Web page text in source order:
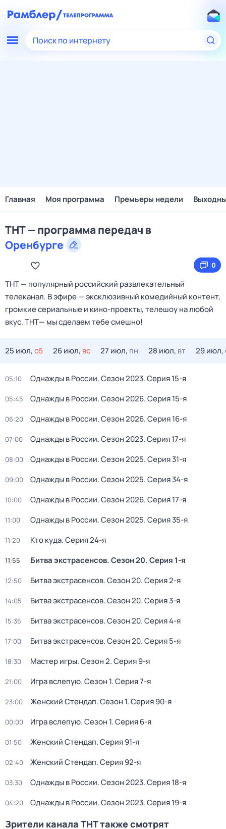
Поиск по интернету
Главная Моя программа Премьеры недели
ТНТ — программа передач в
Оренбурге
0
ТНТ — популярный российский развлекательный
телеканал. В эфире — эксклюзивный комедийный контент,
громкие сериальные и кино‑проекты, телешоу на любой
вкус. ТНТ— мы сделаем тебе смешно!
25 июл,сб 26 июл, вс 27 июл, пн 28 июл, вт 29 июл,
05:10 Однажды в России. Сезон 2023. Серия 15-я
05:45 Однажды в России. Сезон 2026. Серия 15-я
06:20 Однажды в России. Сезон 2026. Серия 16-я
07:00 Однажды в России. Сезон 2023. Серия 17-я
08:00 Однажды в России. Сезон 2025. Серия 31-я
09:00 Однажды в России. Сезон 2025. Серия 34-я
10:00 Однажды в России. Сезон 2026. Серия 17-я
11:00 Однажды в России. Сезон 2025. Серия 35-я
11:20 Кто куда. Серия 24-я
11:55 Битва экстрасенсов. Сезон 20. Серия 1-я
12:50 Битва экстрасенсов. Сезон 20. Серия 2-я
14:05 Битва экстрасенсов. Сезон 20. Серия 3-я
15:35 Битва экстрасенсов. Сезон 20. Серия 4-я
17:00 Битва экстрасенсов. Сезон 20. Серия 5-я
18:30 Мастер игры. Сезон 2. Серия 9-я
21:00 Игра вслепую. Сезон 1. Серия 7-я
23:00 Женский Стендап. Сезон 1. Серия 90-я
00:00 Игра вслепую. Сезон 1. Серия 6-я
01:50 Женский Стендап. Серия 91-я
02:40 Женский Стендап. Серия 92-я
03:30 Однажды в России. Сезон 2023. Серия 18-я
04:20 Однажды в России. Сезон 2023. Серия 19-я
Зрители канала ТНТ также смотрят